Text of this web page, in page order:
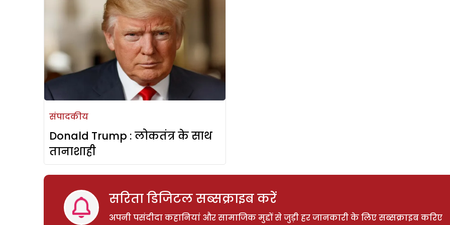
संपादकीय
Donald Trump : लोकतंत्र के साथ
तानाशाही
सरिता डिजिटल सब्सक्राइब करें
अपनी पसंदीदा कहानियां और सामाजिक मुद्दों से जुड़ी हर जानकारी के लिए सब्सक्राइब करिए